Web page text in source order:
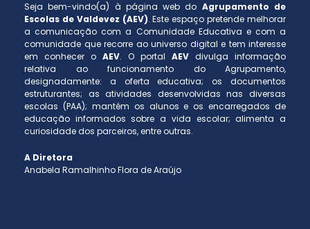
Seja bem-vindo(a) à página web do Agrupamento de
Escolas de Valdevez (AEV). Este espaço pretende melhorar
a comunicação com a Comunidade Educativa e com a
comunidade que recorre ao universo digital e tem interesse
em conhecer o AEV. O portal AEV divulga informação
relativa ao funcionamento do Agrupamento,
designadamente: a oferta educativa; os documentos
estruturantes; as atividades desenvolvidas nas diversas
escolas (PAA); mantém os alunos e os encarregados de
educação informados sobre a vida escolar; alimenta a
curiosidade dos parceiros, entre outras.
A Diretora
Anabela Ramalhinho Flora de Araújo